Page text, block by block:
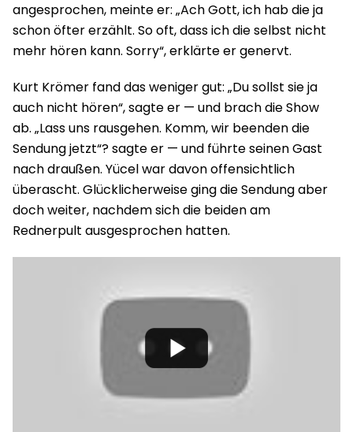
angesprochen, meinte er: „Ach Gott, ich hab die ja
schon öfter erzählt. So oft, dass ich die selbst nicht
mehr hören kann. Sorry“, erklärte er genervt.
Kurt Krömer fand das weniger gut: „Du sollst sie ja
auch nicht hören“, sagte er — und brach die Show
ab. „Lass uns rausgehen. Komm, wir beenden die
Sendung jetzt“? sagte er — und führte seinen Gast
nach draußen. Yücel war davon offensichtlich
überascht. Glücklicherweise ging die Sendung aber
doch weiter, nachdem sich die beiden am
Rednerpult ausgesprochen hatten.